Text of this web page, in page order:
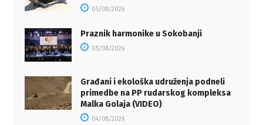
05/08/2026
Praznik harmonike u Sokobanji
05/08/2026
Građani i ekološka udruženja podneli
primedbe na PP rudarskog kompleksa
Malka Golaja (VIDEO)
04/08/2026